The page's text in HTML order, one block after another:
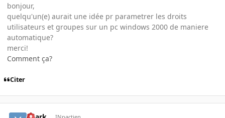
bonjour,
quelqu'un(e) aurait une idée pr parametrer les droits
utilisateurs et groupes sur un pc windows 2000 de maniere
automatique?
merci!
Comment ça?
Citer